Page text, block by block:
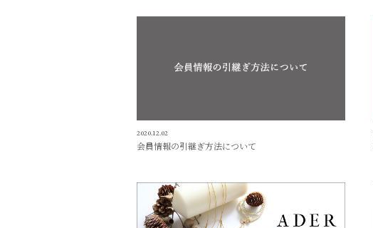
2020.12.02
会員情報の引継ぎ方法について